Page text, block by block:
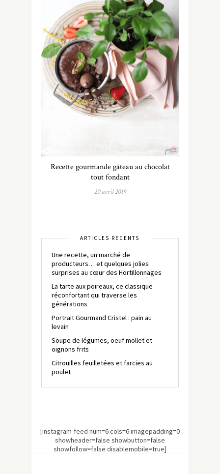
Recette gourmande gâteau au chocolat
tout fondant
20 avril 2019
ARTICLES RÉCENTS
Une recette, un marché de
producteurs… et quelques jolies
surprises au cœur des Hortillonnages
La tarte aux poireaux, ce classique
réconfortant qui traverse les
générations
Portrait Gourmand Cristel : pain au
levain
Soupe de légumes, oeuf mollet et
oignons frits
Citrouilles feuilletées et farcies au
poulet
[instagram-feed num=6 cols=6 imagepadding=0
showheader=false showbutton=false
showfollow=false disablemobile=true]